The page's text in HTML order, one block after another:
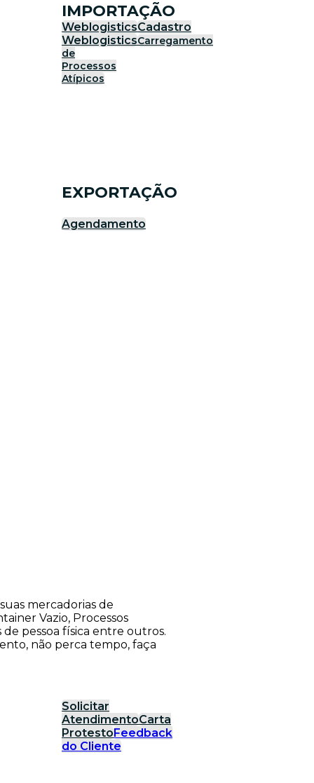
IMPORTAÇÃO
WeblogisticsCadastro
WeblogisticsCarregamento
de
Processos
Atípicos
EXPORTAÇÃO
Agendamento
mercadorias de
Vazio, Processos
de pessoa física entre outros.
não perca tempo, faça
Solicitar
AtendimentoCarta
ProtestoFeedback
do Cliente